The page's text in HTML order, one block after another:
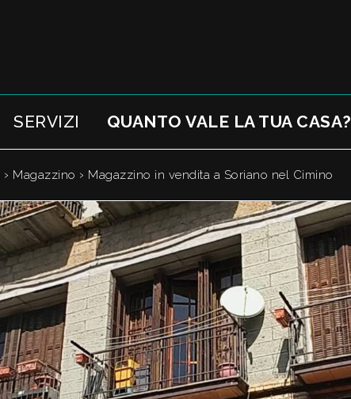
SERVIZI QUANTO VALE LA TUA CASA?
› Magazzino › Magazzino in vendita a Soriano nel Cimino